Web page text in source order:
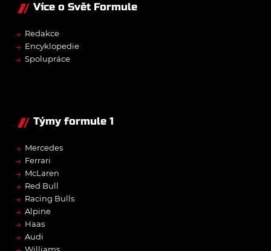
Více o Svět Formule
→ Redakce
→ Encyklopedie
→ Spolupráce
Týmy formule 1
→ Mercedes
→ Ferrari
→ McLaren
→ Red Bull
→ Racing Bulls
→ Alpine
→ Haas
→ Audi